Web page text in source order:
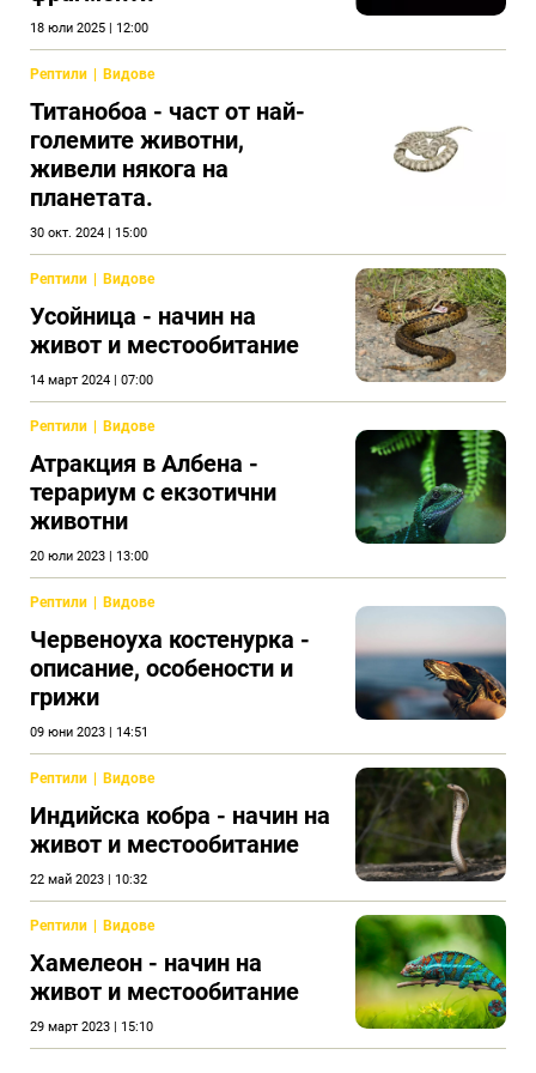
18 юли 2025 | 12:00
Рептили Видове
Титанобоа - част от най-
големите животни,
живели някога на
планетата.
30 окт. 2024 | 15:00
Рептили Видове
Усойница - начин на
живот и местообитание
14 март 2024 | 07:00
Рептили Видове
Атракция в Албена -
терариум с екзотични
животни
20 юли 2023 | 13:00
Рептили Видове
Червеноуха костенурка -
описание, особености и
грижи
09 юни 2023 | 14:51
Рептили Видове
Индийска кобра - начин на
живот и местообитание
22 май 2023 | 10:32
Рептили Видове
Хамелеон - начин на
живот и местообитание
29 март 2023 | 15:10